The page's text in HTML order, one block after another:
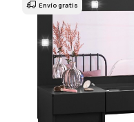
Envío gratis